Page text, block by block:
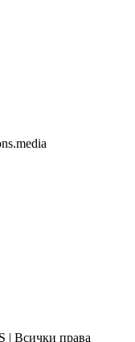
| Всички права